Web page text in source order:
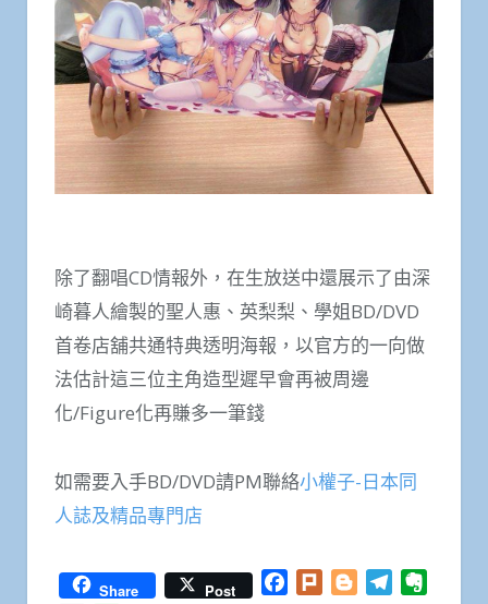
除了翻唱CD情報外，在生放送中還展示了由深
崎暮人繪製的聖人惠、英梨梨、學姐BD/DVD
首卷店舖共通特典透明海報，以官方的一向做
法估計這三位主角造型遲早會再被周邊
化/Figure化再賺多一筆錢
如需要入手BD/DVD請PM聯絡小權子-日本同
人誌及精品專門店
Share Post Facebook
Plurk BloggerTelegram